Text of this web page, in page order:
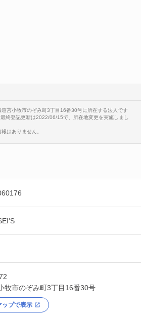
苫小牧市のぞみ町3丁目16番30号に所在する法人です
終登記更新は2022/06/15で、所在地変更を実施しまし
はありません。
牧市のぞみ町3丁目16番30号
ップで表示